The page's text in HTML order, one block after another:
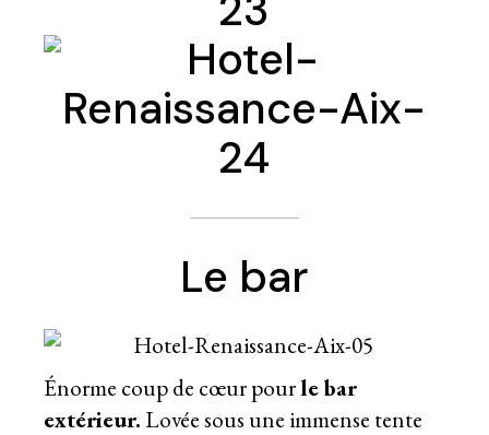
Le bar
Énorme coup de cœur pourle bar
extérieur. Lovée sous une immense tente